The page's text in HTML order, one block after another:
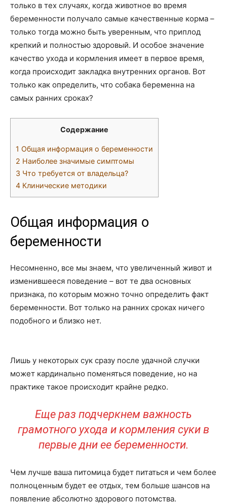
только в тех случаях, когда животное во время
беременности получало самые качественные корма –
только тогда можно быть уверенным, что приплод
крепкий и полностью здоровый. И особое значение
качество ухода и кормления имеет в первое время,
когда происходит закладка внутренних органов. Вот
только как определить, что собака беременна на
самых ранних сроках?
Содержание
1 Общая информация о беременности
2 Наиболее значимые симптомы
3 Что требуется от владельца?
4 Клинические методики
Общая информация о
беременности
Несомненно, все мы знаем, что увеличенный живот и
изменившееся поведение – вот те два основных
признака, по которым можно точно определить факт
беременности. Вот только на ранних сроках ничего
подобного и близко нет.
Лишь у некоторых сук сразу после удачной случки
может кардинально поменяться поведение, но на
практике такое происходит крайне редко.
Еще раз подчеркнем важность
грамотного ухода и кормления суки в
первые дни ее беременности.
Чем лучше ваша питомица будет питаться и чем более
полноценным будет ее отдых, тем больше шансов на
появление абсолютно здорового потомства.